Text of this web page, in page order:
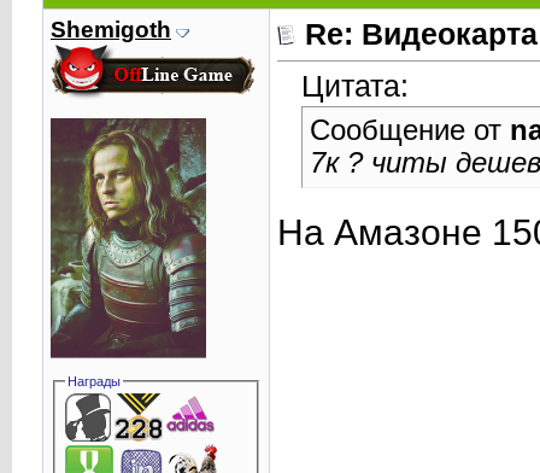
Shemigoth
Награды
Re: Видеокарта
Цитата:
Сообщение от
7к ? читы
На Амазоне